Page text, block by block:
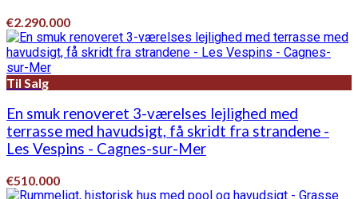
€2.290.000
Til Salg
En smuk renoveret 3-værelses lejlighed med
terrasse med havudsigt, få skridt fra strandene -
Les Vespins - Cagnes-sur-Mer
€510.000